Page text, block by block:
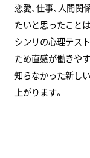
恋愛、仕事、人間
たいと思ったこと
シンリの心理テス
ため直感が働きや
知らなかった新し
上がります。